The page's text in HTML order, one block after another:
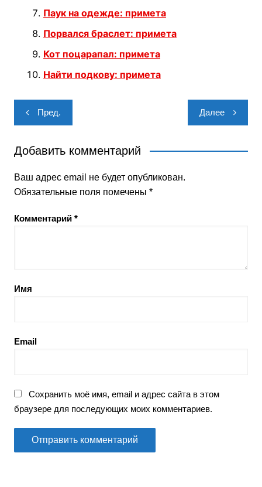
Паук на одежде: примета
Порвался браслет: примета
Кот поцарапал: примета
Найти подкову: примета
Навигация
по
записям
Пред. Далее
Добавить комментарий
Ваш адрес email не будет опубликован.
Обязательные поля помечены *
Комментарий *
Имя
Email
Сохранить моё имя, email и адрес сайта в этом
браузере для последующих моих комментариев.